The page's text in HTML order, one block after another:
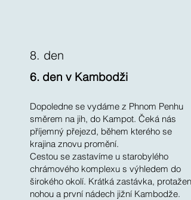
8. den
6. den v Kambodži
Dopoledne se vydáme z Phnom Penhu
směrem na jih, do Kampot. Čeká nás
příjemný přejezd, během kterého se
krajina znovu promění.
Cestou se zastavíme u starobylého
chrámového komplexu s výhledem do
širokého okolí. Krátká zastávka, protažení
nohou a první nádech jižní Kambodže.